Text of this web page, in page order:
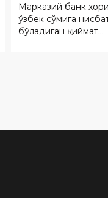
Марказий банк
ўзбек сўмига
бўладиган қиймат...